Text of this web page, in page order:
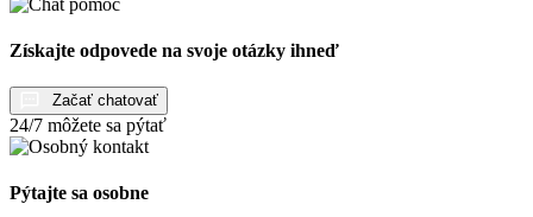
Získajte odpovede na svoje otázky ihneď
Začať chatovať
24/7 môžete sa pýtať
Pýtajte sa osobne